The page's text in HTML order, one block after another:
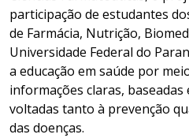
participação de estudantes
de Farmácia, Nutrição,
Universidade Federal do
a educação em saúde por
informações claras, baseadas
voltadas tanto à prevenção
das doenças.